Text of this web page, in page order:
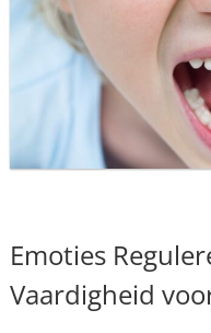
Emoties
Vaardigheid